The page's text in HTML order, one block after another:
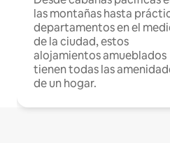
las montañas hasta
departamentos en el
de la ciudad, estos
alojamientos amueblados
tienen todas las
de un hogar.